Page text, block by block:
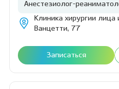
Анестезиолог-
Клиника хирургии лица
Ванцетти, 77
Записаться